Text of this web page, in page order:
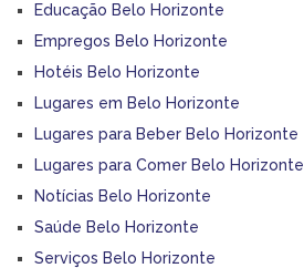
Educação Belo Horizonte
Empregos Belo Horizonte
Hotéis Belo Horizonte
Lugares em Belo Horizonte
Lugares para Beber Belo Horizonte
Lugares para Comer Belo Horizonte
Notícias Belo Horizonte
Saúde Belo Horizonte
Serviços Belo Horizonte